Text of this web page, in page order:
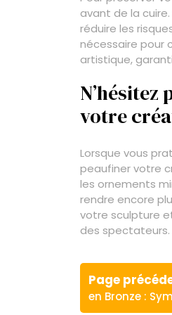
avant de la
réduire les
nécessaire pour
artistique,
votre
Lorsque vous
peaufiner votre
les ornements
rendre encore
votre sculpture
des spectateurs.
de
Page
en Bronze :